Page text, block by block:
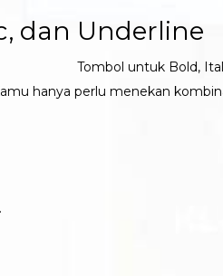
dan Underline
hanya perlu menekan